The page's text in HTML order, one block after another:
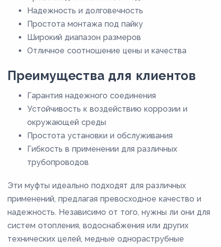
Надежность и долговечность
Простота монтажа под пайку
Широкий диапазон размеров
Отличное соотношение цены и качества
Преимущества для клиентов
Гарантия надежного соединения
Устойчивость к воздействию коррозии и
окружающей среды
Простота установки и обслуживания
Гибкость в применении для различных
трубопроводов
Эти муфты идеально подходят для различных
применений, предлагая превосходное качество и
надежность. Независимо от того, нужны ли они для
систем отопления, водоснабжения или других
технических целей, медные однораструбные